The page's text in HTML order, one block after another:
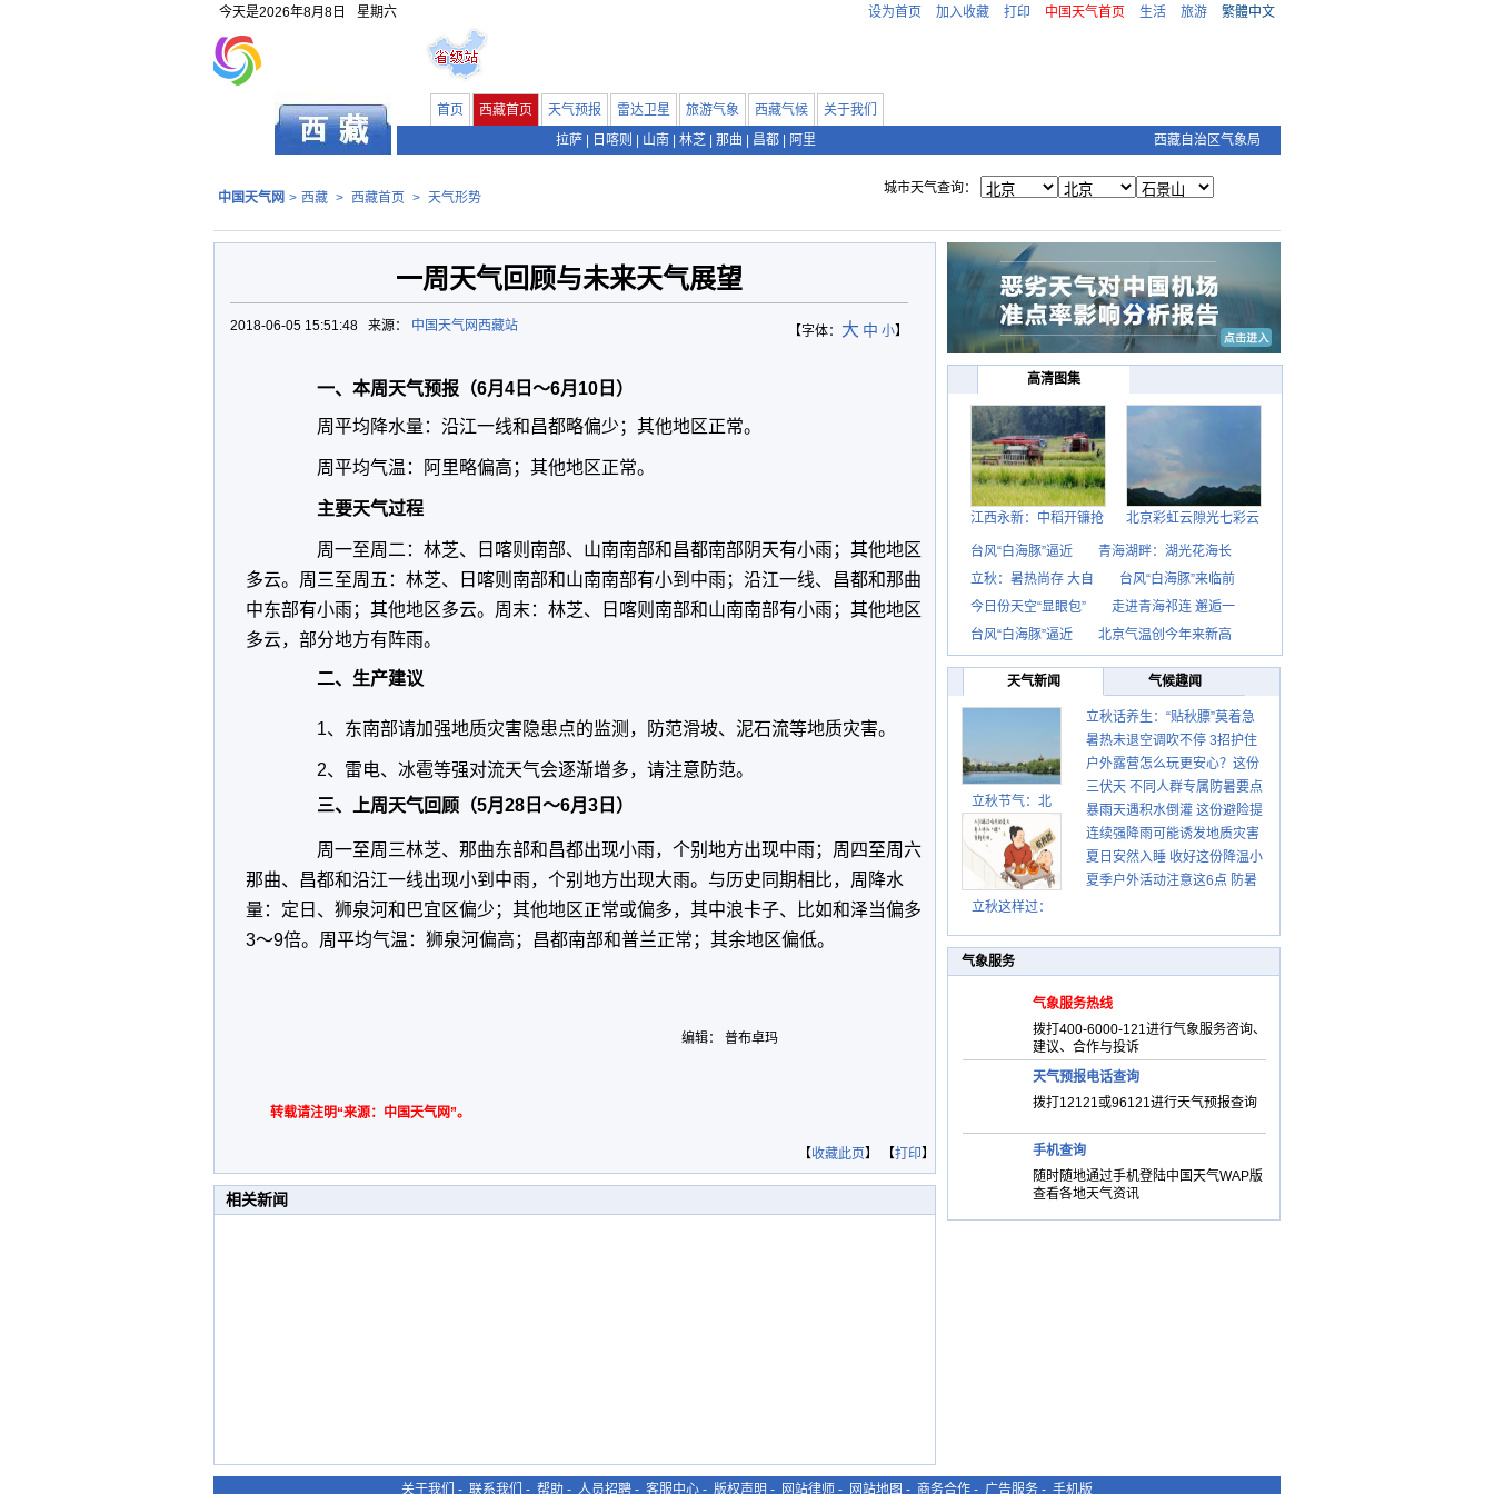
今天是2026年8月8日 星期六 设为首页 加入收藏 打印 中国天气首页 生活 旅游 繁體中文
首页 西藏首页 天气预报 雷达卫星 旅游气象 西藏气候
关于我们
拉萨
日喀则 山南 林芝 那曲 昌都 阿里 西藏自治区气象局
中国天气网 > 西藏 > 西藏首页 > 天气形势
城市天气查询：
一周天气回顾与未来天气展望
【字体： 大 中 小】
2018-06-05 15:51:48 来源： 中国天气网西藏站
一、本周天气预报（6月4日～6月10日）
周平均降水量：沿江一线和昌都略偏少；其他地区正常。
周平均气温：阿里略偏高；其他地区正常。
主要天气过程
周一至周二：林芝、日喀则南部、山南南部和昌都南部阴天有小雨；其他地区
多云。周三至周五：林芝、日喀则南部和山南南部有小到中雨；沿江一线、昌都和那曲
中东部有小雨；其他地区多云。周末：林芝、日喀则南部和山南南部有小雨；其他地区
多云，部分地方有阵雨。
二、生产建议
1、东南部请加强地质灾害隐患点的监测，防范滑坡、泥石流等地质灾害。
2、雷电、冰雹等强对流天气会逐渐增多，请注意防范。
三、上周天气回顾（5月28日～6月3日）
周一至周三林芝、那曲东部和昌都出现小雨，个别地方出现中雨；周四至周六
那曲、昌都和沿江一线出现小到中雨，个别地方出现大雨。与历史同期相比，周降水
量：定日、狮泉河和巴宜区偏少；其他地区正常或偏多，其中浪卡子、比如和泽当偏多
3～9倍。周平均气温：狮泉河偏高；昌都南部和普兰正常；其余地区偏低。
编辑： 普布卓玛
转载请注明“来源：中国天气网”。
【收藏此页】 【打印】
相关新闻
高清图集
江西永新：中稻开镰抢 北京彩虹云隙光七彩云
台风“白海豚”逼近
青海湖畔：湖光花海长
立秋：暑热尚存 大自
台风“白海豚”来临前
今日份天空“显眼包”
走进青海祁连 邂逅一
台风“白海豚”逼近
北京气温创今年来新高
天气新闻 气候趣闻
立秋节气：北
立秋这样过：
立秋话养生：“贴秋膘”莫着急
先清暑再防燥
暑热未退空调吹不停 3招护住
肩颈不酸痛
户外露营怎么玩更安心？这份
攻略请收好
三伏天 不同人群专属防暑要点
请收好
暴雨天遇积水倒灌 这份避险提
示请收好
连续强降雨可能诱发地质灾害
这些前兆要知道
夏日安然入睡 收好这份降温小
贴士
夏季户外活动注意这6点 防暑
气象服务
气象服务热线
拨打400-6000-121进行气象服务咨询、
建议、合作与投诉
天气预报电话查询
拨打12121或96121进行天气预报查询
手机查询
随时随地通过手机登陆中国天气WAP版
查看各地天气资讯
关于我们 - 联系我们 - 帮助 - 人员招聘 - 客服中心 - 版权声明 - 网站律师 - 网站地图 - 商务合作 - 广告服务 - 手机版